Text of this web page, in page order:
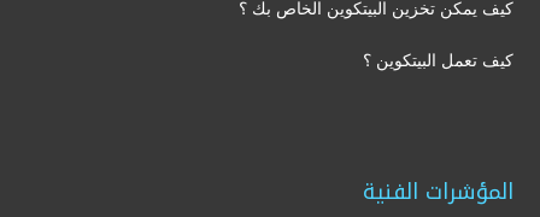
كيف يمكن تخزين البيتكوين الخاص بك ؟
كيف تعمل البيتكوين ؟
المؤشرات الفنية